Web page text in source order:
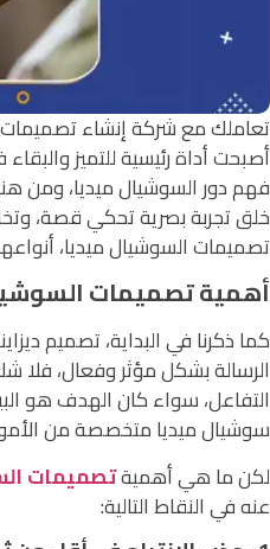
تعاملك مع شركة إنشاء تصميمات
أصبحت أداة رئيسية للتميز
فهم دور السوشيال ميديا، ومن
خلق تجربة بصرية تحكي قصة،
تصميمات السوشيال ميديا،
أهمية تصميمات
كما ذكرنا في البداية، تصميم
الرسالة بشكل مؤثر وفعال، فلا
التفاعل، سواء كان الهدف هو
سوشيال ميديا متخصصة من
لكن ما هي أهميةتصميمات
عنه في النقاط التالية: